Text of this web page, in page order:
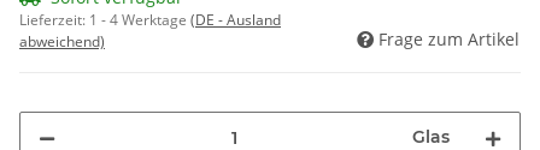
Lieferzeit: 1 - 4 Werktage (DE - Ausland
abweichend)
Frage zum Artikel
Glas